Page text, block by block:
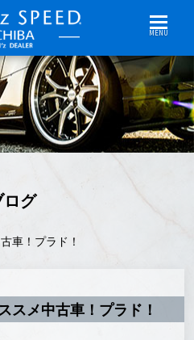
MENU
ログ
車！プラド！
スメ中古車！プラド！